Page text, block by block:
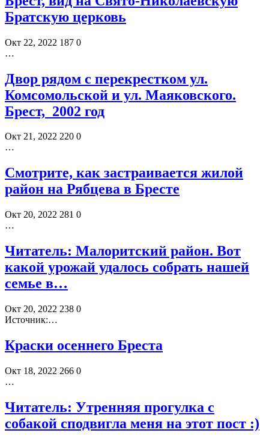
Братскую церковь
Окт 22, 2022 187 0
…
Двор рядом с перекрестком ул.
Комсомольской и ул. Маяковского.
Брест, 2002 год
Окт 21, 2022 220 0
…
Смотрите, как застраивается жилой
район на Рябцева в Бресте
Окт 20, 2022 281 0
…
Читатель: Малоритский район. Вот
какой урожай удалось собрать нашей
семье в…
Окт 20, 2022 238 0
Источник:…
Краски осеннего Бреста
Окт 18, 2022 266 0
…
Читатель: Утренняя прогулка с
собакой сподвигла меня на этот пост :)